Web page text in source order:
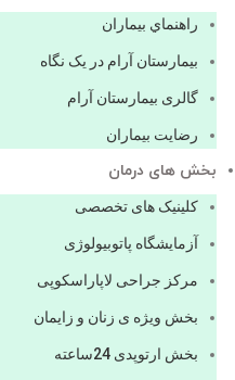
راهنماي بیماران
بیمارستان آرام در یک نگاه
گالری بیمارستان آرام
رضایت بیماران
بخش های درمان
کلینیک های تخصصی
آزمایشگاه پاتوبیولوژی
مرکز جراحی لاپاراسکوپی
بخش ویژه ی زنان و زایمان
بخش ارتوپدی 24ساعته